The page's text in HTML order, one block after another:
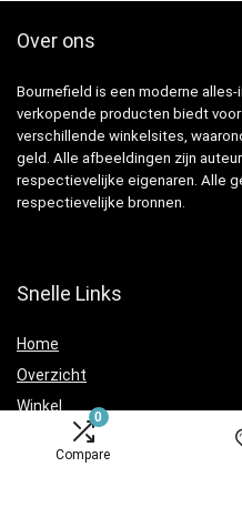
0
Compare
Over ons
Bournefield is een moderne
verkopende producten biedt
verschillende winkelsites,
geld. Alle afbeeldingen zijn
respectievelijke eigenaren. Alle
respectievelijke bronnen.
Snelle Links
Home
Overzicht
Winkel